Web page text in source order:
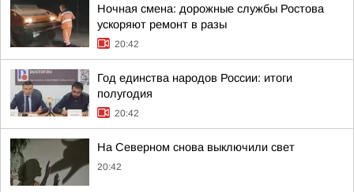
Ночная смена: дорожные службы Ростова
ускоряют ремонт в разы
20:42
Год единства народов России: итоги
полугодия
20:42
На Северном снова выключили свет
20:42